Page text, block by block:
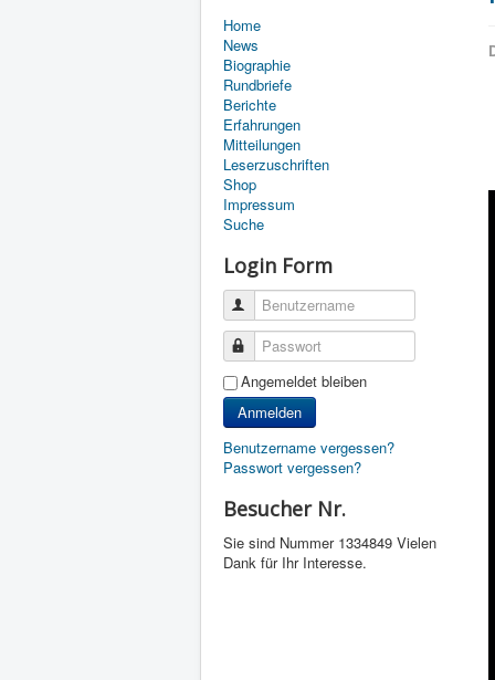
Home
News
Biographie
Rundbriefe
Berichte
Erfahrungen
Mitteilungen
Leserzuschriften
Shop
Impressum
Suche
Login Form
Benutzername
Passwort
Angemeldet bleiben
Anmelden
Benutzername vergessen?
Passwort vergessen?
Besucher Nr.
Sie sind Nummer 1334849 Vielen
Dank für Ihr Interesse.